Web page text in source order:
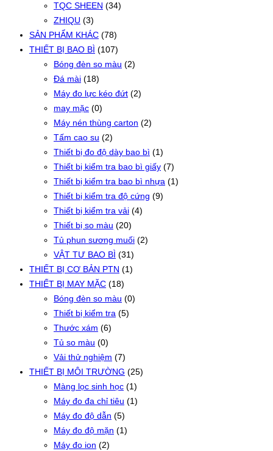
TQC SHEEN (34)
ZHIQU (3)
SẢN PHẨM KHÁC (78)
THIẾT BỊ BAO BÌ (107)
Bóng đèn so màu (2)
Đá mài (18)
Máy đo lực kéo đứt (2)
may mặc (0)
Máy nén thùng carton (2)
Tấm cao su (2)
Thiết bị đo độ dày bao bì (1)
Thiết bị kiểm tra bao bì giấy (7)
Thiết bị kiểm tra bao bì nhựa (1)
Thiết bị kiểm tra độ cứng (9)
Thiết bị kiểm tra vải (4)
Thiết bị so màu (20)
Tủ phun sương muối (2)
VẬT TƯ BAO BÌ (31)
THIẾT BỊ CƠ BẢN PTN (1)
THIẾT BỊ MAY MẶC (18)
Bóng đèn so màu (0)
Thiết bị kiểm tra (5)
Thước xám (6)
Tủ so màu (0)
Vải thử nghiệm (7)
THIẾT BỊ MÔI TRƯỜNG (25)
Màng lọc sinh học (1)
Máy đo đa chỉ tiêu (1)
Máy đo độ dẫn (5)
Máy đo độ mặn (1)
Máy đo ion (2)